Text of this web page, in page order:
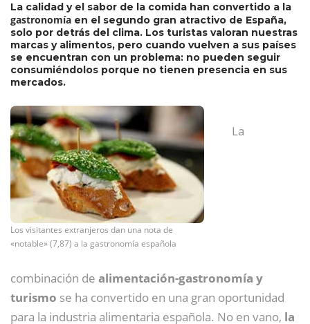
La calidad y el sabor de la comida han convertido a la
gastronomía en el segundo gran atractivo de España,
solo por detrás del clima. Los turistas valoran nuestras
marcas y alimentos, pero cuando vuelven a sus países
se encuentran con un problema: no pueden seguir
consumiéndolos porque no tienen presencia en sus
mercados.
Los visitantes extranjeros dan una nota de
«notable» (7,87) a la gastronomía española
La
combinación de alimentación-gastronomía y
turismo se ha convertido en una gran oportunidad
para la industria alimentaria española. No en vano, la